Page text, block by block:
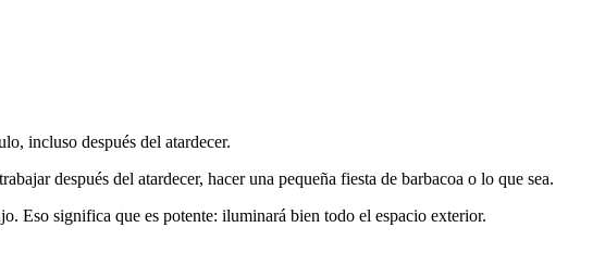
incluso después del atardecer.
trabajar después del atardecer, hacer una pequeña fiesta de barbacoa o lo que sea.
Eso significa que es potente: iluminará bien todo el espacio exterior.